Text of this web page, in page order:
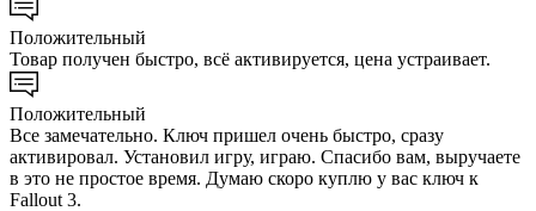
Положительный
Товар получен быстро, всё активируется, цена устраивает.
Положительный
Все замечательно. Ключ пришел очень быстро, сразу
активировал. Установил игру, играю. Спасибо вам, выручаете
в это не простое время. Думаю скоро куплю у вас ключ к
Fallout 3.